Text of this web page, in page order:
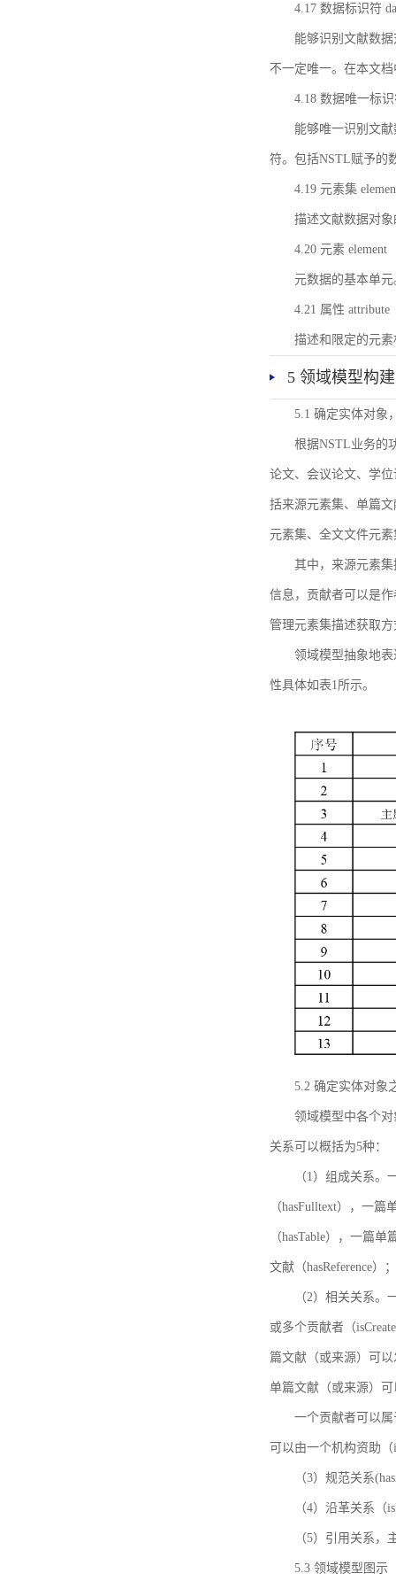
4.17 数据标识符
能够识别文献数
不一定唯一。在本文
4.18 数据唯一标
能够唯一识别文
符。包括NSTL赋予的
4.19 元素集
描述文献数据对
4.20 元素 element
元数据的基本单元
4.21 属性 attribute
描述和限定的元
5 领域模型构建
5.1 确定实体对象
根据NSTL业务的
论文、会议论文、学
括来源元素集、单篇
元素集、全文文件元
其中，来源元素
信息，贡献者可以是
管理元素集描述获取
领域模型抽象地
性具体如表1所示。
5.2 确定实体对象
领域模型中各个
关系可以概括为5种：
（1）组成关系
（hasFulltext），一
（hasTable），一篇
文献（hasReference）；
（2）相关关系
或多个贡献者（
篇文献（或来源）可
单篇文献（或来源）可
一个贡献者可以
可以由一个机构资助（
（3）规范关系
（4）沿革关系
（5）引用关系，
5.3 领域模型图示